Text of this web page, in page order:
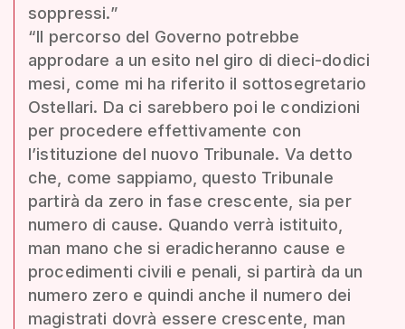
soppressi.”
“Il percorso del Governo potrebbe
approdare a un esito nel giro di dieci-dodici
mesi, come mi ha riferito il sottosegretario
Ostellari. Da ci sarebbero poi le condizioni
per procedere effettivamente con
l’istituzione del nuovo Tribunale. Va detto
che, come sappiamo, questo Tribunale
partirà da zero in fase crescente, sia per
numero di cause. Quando verrà istituito,
man mano che si eradicheranno cause e
procedimenti civili e penali, si partirà da un
numero zero e quindi anche il numero dei
magistrati dovrà essere crescente, man